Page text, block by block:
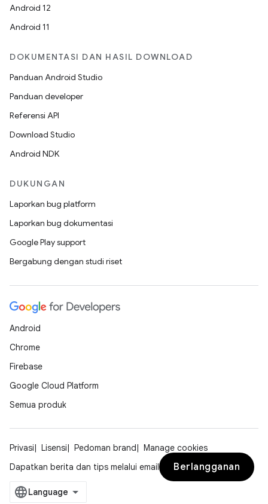
Android 12
Android 11
DOKUMENTASI DAN HASIL DOWNLOAD
Panduan Android Studio
Panduan developer
Referensi API
Download Studio
Android NDK
DUKUNGAN
Laporkan bug platform
Laporkan bug dokumentasi
Google Play support
Bergabung dengan studi riset
Android
Chrome
Firebase
Google Cloud Platform
Semua produk
Privasi Lisensi Pedoman brand
Manage cookies
Dapatkan berita dan tips melalui email
Berlangganan